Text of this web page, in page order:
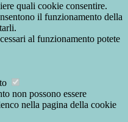
quali cookie consentire.
il funzionamento della
al funzionamento potete
non possono essere
nella pagina della cookie